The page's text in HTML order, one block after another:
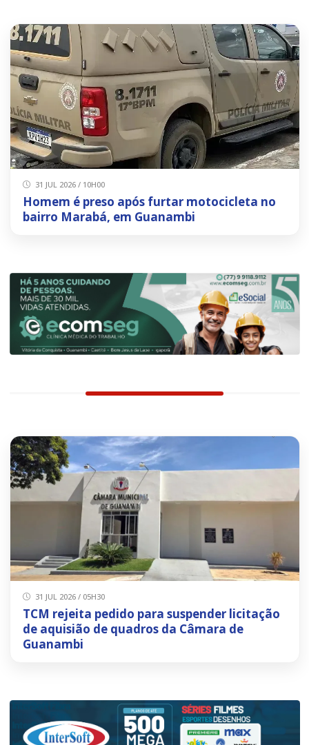
31 JUL 2026 / 10H00
Homem é preso após furtar motocicleta no
bairro Marabá, em Guanambi
31 JUL 2026 / 05H30
TCM rejeita pedido para suspender licitação
de aquisião de quadros da Câmara de
Guanambi